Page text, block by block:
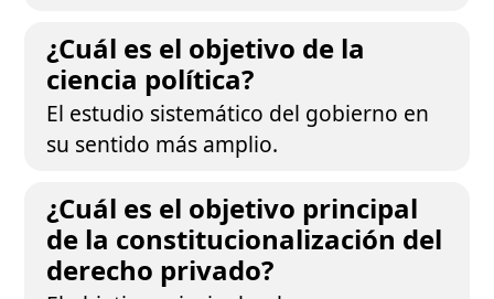
¿Cuál es el objetivo de la
ciencia política?
El estudio sistemático del gobierno en
su sentido más amplio.
¿Cuál es el objetivo principal
de la constitucionalización del
derecho privado?